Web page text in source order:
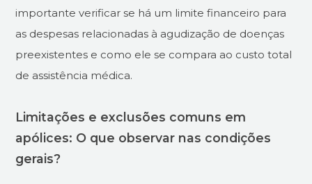
importante verificar se há um limite financeiro para
as despesas relacionadas à agudização de doenças
preexistentes e como ele se compara ao custo total
de assistência médica.
Limitações e exclusões comuns em
apólices: O que observar nas condições
gerais?